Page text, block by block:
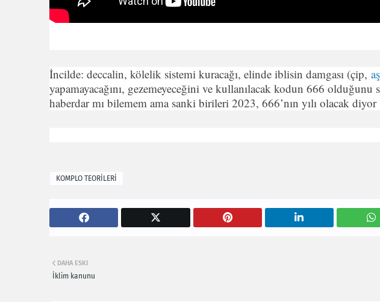
İncilde: deccalin, kölelik sistemi kuracağı, elinde iblisin damgası (çip,
yapamayacağını, gezemeyeceğini ve kullanılacak kodun 666 olduğunu
haberdar mı bilemem ama sanki birileri 2023, 666’nın yılı olacak diyor
KOMPLO TEORİLERİ
DAHA ESKI
İklim kanunu